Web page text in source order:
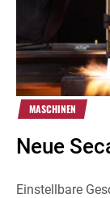
MASCHINEN
Neue
Einstellbare